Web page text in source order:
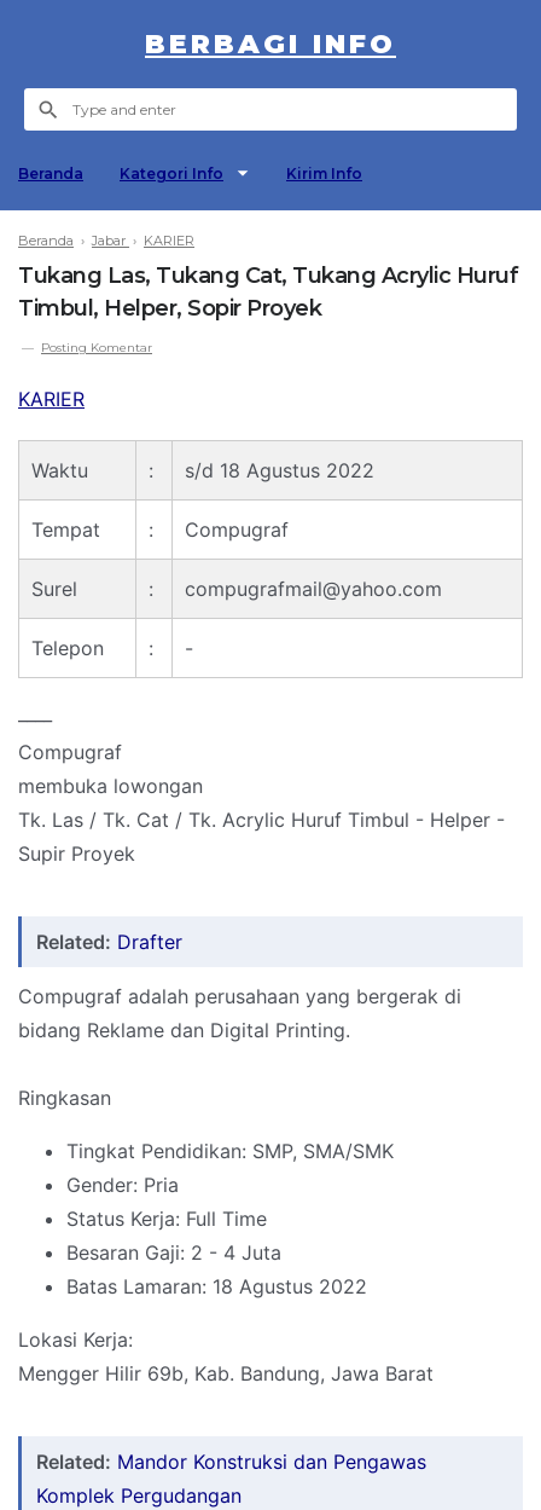
BERBAGI INFO
Beranda Kategori Info Kirim Info
Beranda ›Jabar › KARIER
Tukang Las, Tukang Cat, Tukang Acrylic Huruf
Timbul, Helper, Sopir Proyek
Posting Komentar
KARIER
Waktu : s/d 18 Agustus 2022
Tempat : Compugraf
Surel : compugrafmail@yahoo.com
Telepon : -
Compugraf
membuka lowongan
Tk. Las / Tk. Cat / Tk. Acrylic Huruf Timbul - Helper -
Supir Proyek
Related: Drafter
Compugraf adalah perusahaan yang bergerak di
bidang Reklame dan Digital Printing.
Ringkasan
Tingkat Pendidikan: SMP, SMA/SMK
Gender: Pria
Status Kerja: Full Time
Besaran Gaji: 2 - 4 Juta
Batas Lamaran: 18 Agustus 2022
Lokasi Kerja:
Mengger Hilir 69b, Kab. Bandung, Jawa Barat
Related: Mandor Konstruksi dan Pengawas
Komplek Pergudangan